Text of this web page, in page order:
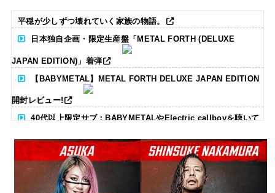
平穏が少しずつ壊れていく家族の物語。
日本独自企画・限定生産盤「METAL FORTH (DELUXE
JAPAN EDITION)」着弾
【BABYMETAL】METAL FORTH DELUXE JAPAN EDITION
開封レビュー!
40代以上限定サブ：BABYMETALやElectric callboyを聴いて
る人いる？ 【海外の反応】
BABYMETAL「CANNONBALL外伝」グッズ販売決定
タワーレコード新宿店にてBABYMETALのパネル展が開催中